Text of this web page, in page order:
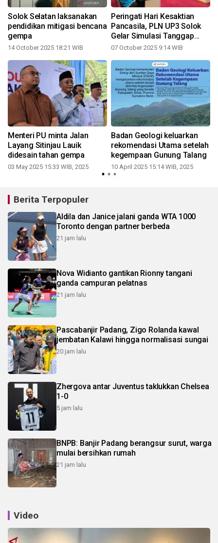
Solok Selatan laksanakan
pendidikan mitigasi bencana
gempa
14 October 2025 18:21 WIB
Peringati Hari Kesaktian
Pancasila, PLN UP3 Solok
Gelar Simulasi Tanggap
Darurat Gempa Bumi
07 October 2025 9:14 WIB
Menteri PU minta Jalan
Layang Sitinjau Lauik
didesain tahan gempa
03 May 2025 15:33 WIB, 2025
Badan Geologi keluarkan
rekomendasi Utama setelah
kegempaan Gunung Talang
10 April 2025 15:14 WIB, 2025
Berita Terpopuler
Aldila dan Janice jalani ganda WTA 1000
Toronto dengan partner berbeda
21 jam lalu
Nova Widianto gantikan Rionny tangani
ganda campuran pelatnas
21 jam lalu
Pascabanjir Padang, Zigo Rolanda kawal
jembatan Kalawi hingga normalisasi sungai
20 jam lalu
Zhergova antar Juventus taklukkan Chelsea
1-0
5 jam lalu
BNPB: Banjir Padang berangsur surut, warga
mulai bersihkan rumah
21 jam lalu
Video